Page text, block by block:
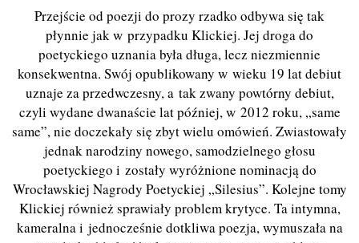
Przejście od poezji do prozy rzadko odbywa się tak
płynnie jak w przypadku Klickiej. Jej droga do
poetyckiego uznania była długa, lecz niezmiennie
konsekwentna. Swój opublikowany w wieku 19 lat debiut
uznaje za przedwczesny, a tak zwany powtórny debiut,
czyli wydane dwanaście lat później, w 2012 roku, „same
same”, nie doczekały się zbyt wielu omówień. Zwiastowały
jednak narodziny nowego, samodzielnego głosu
poetyckiego i zostały wyróżnione nominacją do
Wrocławskiej Nagrody Poetyckiej „Silesius”. Kolejne tomy
Klickiej również sprawiały problem krytyce. Ta intymna,
kameralna i jednocześnie dotkliwa poezja, wymuszała na